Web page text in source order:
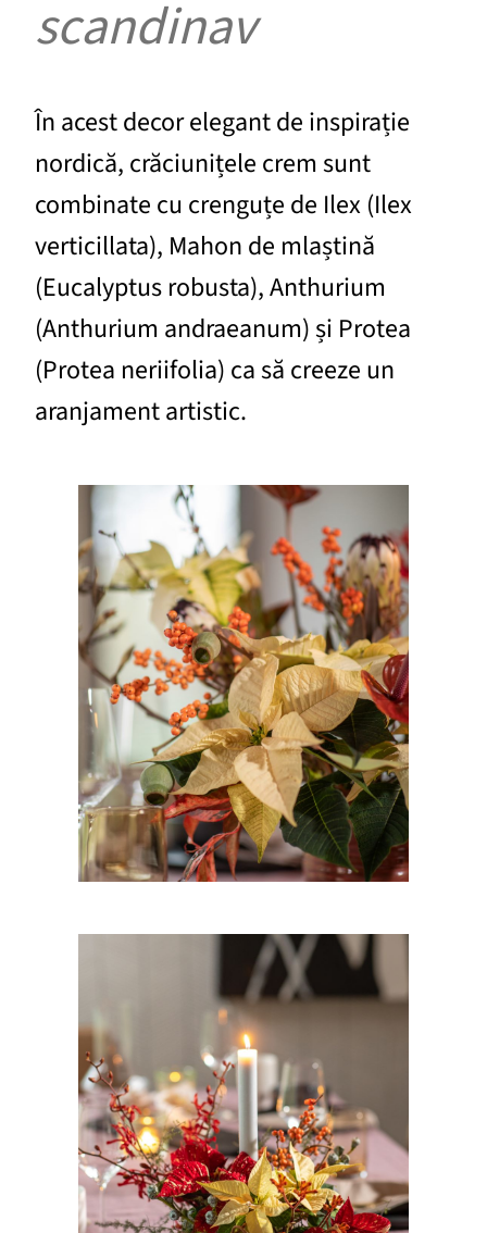
scandinav
În acest decor elegant de inspirație
nordică, crăciunițele crem sunt
combinate cu crenguțe de Ilex (Ilex
verticillata), Mahon de mlaștină
(Eucalyptus robusta), Anthurium
(Anthurium andraeanum) și Protea
(Protea neriifolia) ca să creeze un
aranjament artistic.